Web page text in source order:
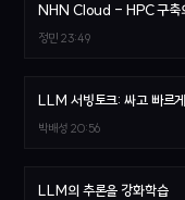
NHN Cloud - HPC 구축
정민 23:49
LLM 서빙토크: 싸고 빠르
박배성 20:56
LLM의 추론을 강화학습